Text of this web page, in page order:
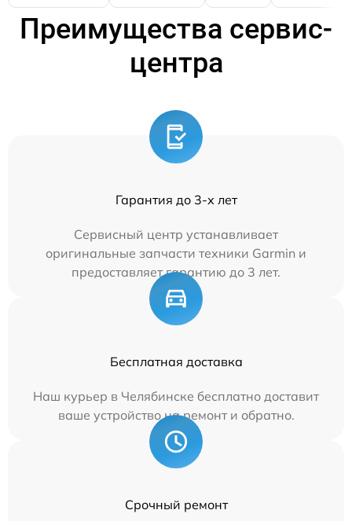
Преимущества сервис-
центра
Гарантия до 3-х лет
Сервисный центр устанавливает
оригинальные запчасти техники Garmin и
предоставляет гарантию до 3 лет.
Бесплатная доставка
Наш курьер в Челябинске бесплатно доставит
ваше устройство на ремонт и обратно.
Срочный ремонт